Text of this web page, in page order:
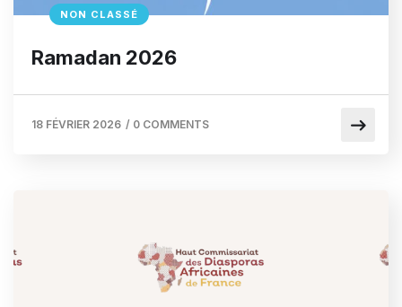
NON CLASSÉ
Ramadan 2026
18 FÉVRIER 2026 / 0 COMMENTS